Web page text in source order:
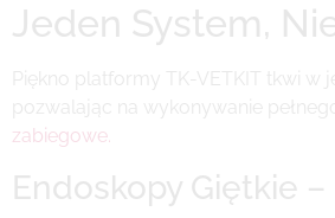
Jeden System,
Piękno platformy TK-VETKIT tkwi w
pozwalając na wykonywanie
zabiegowe.
Endoskopy Giętkie